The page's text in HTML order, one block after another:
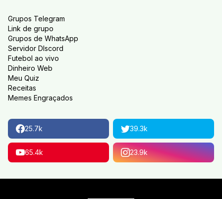
Grupos Telegram
Link de grupo
Grupos de WhatsApp
Servidor DIscord
Futebol ao vivo
Dinheiro Web
Meu Quiz
Receitas
Memes Engraçados
25.7k 39.3k
65.4k 23.9k